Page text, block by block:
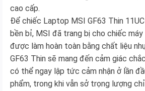
cao cấp.
Để chiếc Laptop MSI GF63 Thin
bền bỉ, MSI đã trang bị cho chiếc
được làm hoàn toàn bằng chất liệu
GF63 Thin sẽ mang đến cảm giác
có thể ngay lập tức cảm nhận ở lần
phẩm, trong khi vẫn sở trọng lượng